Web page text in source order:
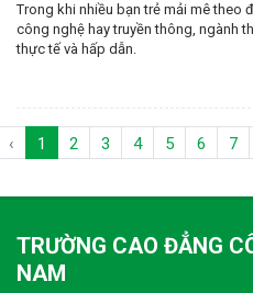
Trong khi nhiều bạn trẻ mải mê theo
công nghệ hay truyền thông, ngành
thực tế và hấp dẫn.
‹ 1 2 3 4 5 6 7
TRƯỜNG CAO ĐẲNG
NAM